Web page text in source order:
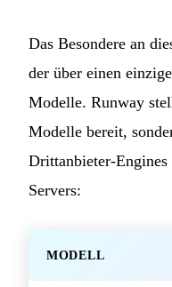
Das Besondere an
der über einen
Modelle. Runway
Modelle bereit,
Drittanbieter-
Servers:
MODELL